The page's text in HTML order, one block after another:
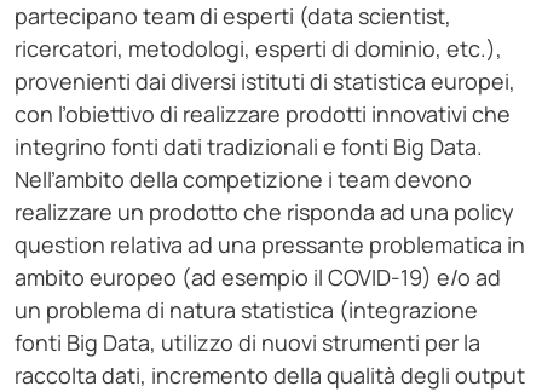
partecipano team di esperti (data scientist,
ricercatori, metodologi, esperti di dominio, etc.),
provenienti dai diversi istituti di statistica europei,
con l’obiettivo di realizzare prodotti innovativi che
integrino fonti dati tradizionali e fonti Big Data.
Nell’ambito della competizione i team devono
realizzare un prodotto che risponda ad una policy
question relativa ad una pressante problematica in
ambito europeo (ad esempio il COVID-19) e/o ad
un problema di natura statistica (integrazione
fonti Big Data, utilizzo di nuovi strumenti per la
raccolta dati, incremento della qualità degli output